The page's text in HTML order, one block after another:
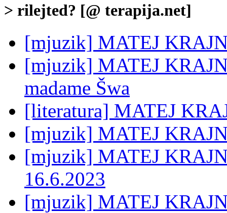
> rilejted? [@ terapija.net]
[mjuzik] MATEJ
[mjuzik] MATEJ
madame Šwa
[literatura] MATEJ
[mjuzik] MATEJ
[mjuzik] MATEJ
16.6.2023
[mjuzik] MATEJ